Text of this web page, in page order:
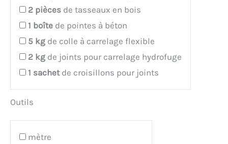
2 pièces de tasseaux en bois
1 boîte de pointes à béton
5 kg de colle à carrelage flexible
2 kg de joints pour carrelage hydrofuge
1 sachetde croisillons pour joints
Outils
mètre